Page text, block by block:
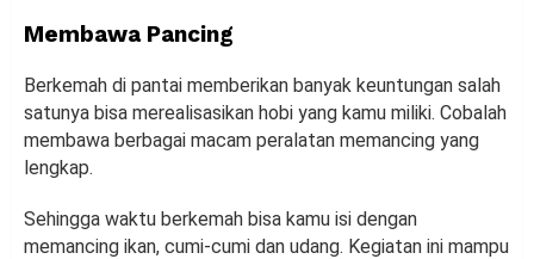
Membawa Pancing
Berkemah di pantai memberikan banyak keuntungan salah
satunya bisa merealisasikan hobi yang kamu miliki. Cobalah
membawa berbagai macam peralatan memancing yang
lengkap.
Sehingga waktu berkemah bisa kamu isi dengan
memancing ikan, cumi-cumi dan udang. Kegiatan ini mampu